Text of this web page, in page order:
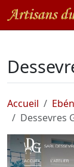
Accueil
Dessevres